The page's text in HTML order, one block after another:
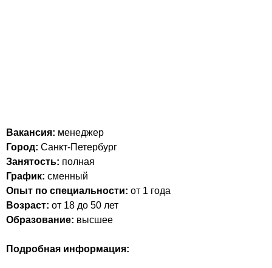
Вакансия: менеджер
Город: Санкт-Петербург
Занятость: полная
График: сменный
Опыт по специальности: от 1 года
Возраст: от 18 до 50 лет
Образование: высшее
Подробная информация: